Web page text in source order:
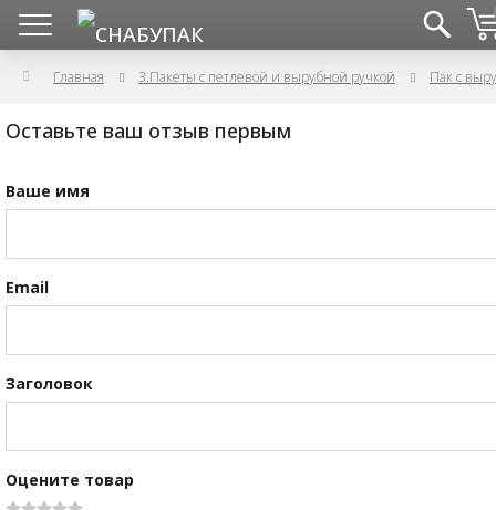
Главная 3.Пакеты с петлевой и вырубной ручкой Пак с
Оставьте ваш отзыв первым
Ваше имя
Email
Заголовок
Оцените товар